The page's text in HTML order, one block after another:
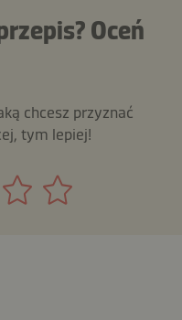
Oceń
chcesz przyznać
tym lepiej!